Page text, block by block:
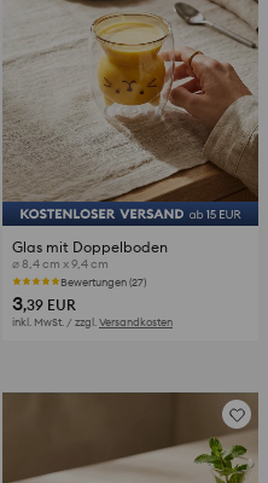
Glas mit Doppelboden
⌀ 8,4 cm x 9,4 cm
Bewertungen (27)
3,39 EUR
inkl. MwSt. / zzgl.Versandkosten